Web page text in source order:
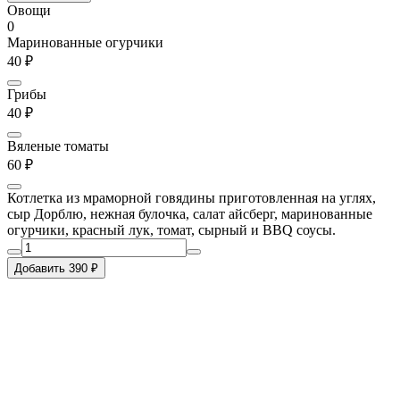
Овощи
0
Маринованные огурчики
40 ₽
Грибы
40 ₽
Вяленые томаты
60 ₽
Котлетка из мраморной говядины приготовленная на углях,
сыр Дорблю, нежная булочка, салат айсберг, маринованные
огурчики, красный лук, томат, сырный и BBQ соусы.
Добавить 390 ₽